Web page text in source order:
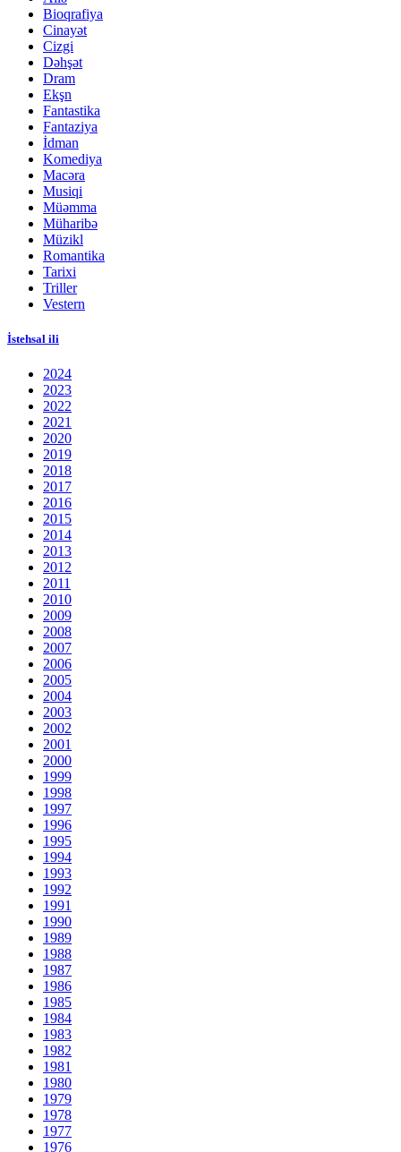
Bioqrafiya
Cinayət
Cizgi
Dəhşət
Dram
Ekşn
Fantastika
Fantaziya
İdman
Komediya
Macəra
Musiqi
Müəmma
Müharibə
Müzikl
Romantika
Tarixi
Triller
Vestern
İstehsal ili
2024
2023
2022
2021
2020
2019
2018
2017
2016
2015
2014
2013
2012
2011
2010
2009
2008
2007
2006
2005
2004
2003
2002
2001
2000
1999
1998
1997
1996
1995
1994
1993
1992
1991
1990
1989
1988
1987
1986
1985
1984
1983
1982
1981
1980
1979
1978
1977
1976